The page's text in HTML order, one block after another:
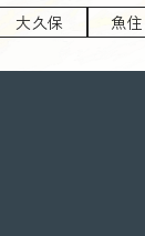
大久保 魚住